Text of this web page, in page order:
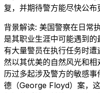
复，并期待警方能尽快公布
背景解读: 美国警察在日常
是其职业生涯中可能遇到
有大量警员在执行任务时
然以其优美的自然风光和
历过多起涉及警方的敏感
德（George Floyd）案，